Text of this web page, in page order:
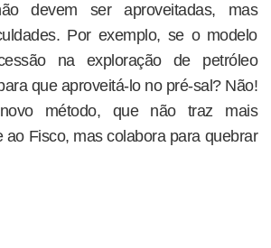
devem ser aproveitadas, mas
Por exemplo, se o modelo
na exploração de petróleo
que aproveitá-lo no pré-sal? Não!
método, que não traz mais
ao Fisco, mas colabora para quebrar